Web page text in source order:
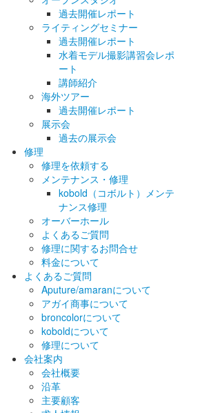
過去開催レポート
ライティングセミナー
過去開催レポート
水着モデル撮影講習会レポ
ート
講師紹介
海外ツアー
過去開催レポート
展示会
過去の展示会
修理
修理を依頼する
メンテナンス・修理
kobold（コボルト）メンテ
ナンス修理
オーバーホール
よくあるご質問
修理に関するお問合せ
料金について
よくあるご質問
Aputure/amaranについて
アガイ商事について
broncolorについて
koboldについて
修理について
会社案内
会社概要
沿革
主要顧客